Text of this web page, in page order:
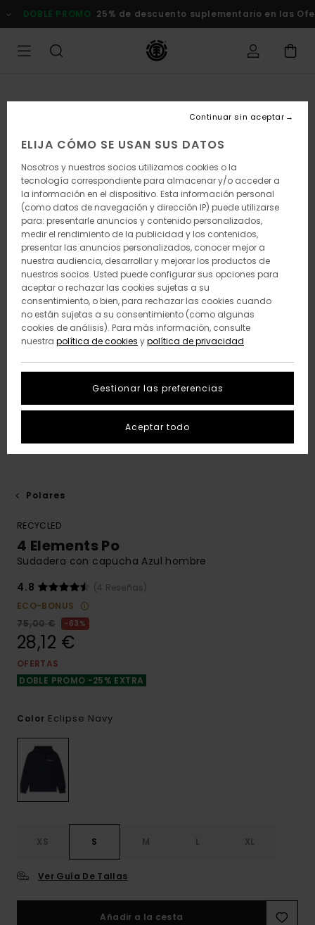
la
DOBLE PROMO 25% de descuento suplementario en las
Polares
RECYCLED
4 Elements Po
Sudadera con capucha Azul hombre
4.8
(4 Reseñas)
ECO-BONUS
75,00 €
63%
28,12 €
OFERTAS
DOBLE PROMO -25% EXTRA
Color Eclipse Navy
XS S M L XL
Ver Guía De Tallas
Añadir a la cesta
ELIJA CÓMO SE USAN SUS DATOS
Nosotros y nuestros socios utilizamos cookies o la
tecnología correspondiente para almacenar y/o acceder a
la información en el dispositivo. Esta información personal
(como datos de navegación y dirección IP) puede utilizarse
para: presentarle anuncios y contenido personalizados,
medir el rendimiento de la publicidad y los contenidos,
presentar las anuncios personalizados, conocer mejor a
nuestra audiencia, desarrollar y mejorar los productos de
nuestros socios. Usted puede configurar sus opciones para
aceptar o rechazar las cookies sujetas a su
consentimiento, o bien, para rechazar las cookies cuando
no están sujetas a su consentimiento (como algunas
cookies de análisis). Para más información, consulte
nuestra política de cookies ypolítica de privacidad
Gestionar las preferencias
Continuar sin aceptar
Aceptar todo